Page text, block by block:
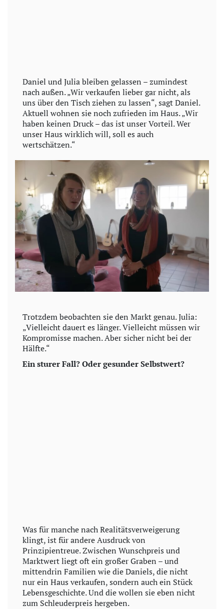
Daniel und Julia bleiben gelassen – zumindest
nach außen. „Wir verkaufen lieber gar nicht, als
uns über den Tisch ziehen zu lassen“, sagt Daniel.
Aktuell wohnen sie noch zufrieden im Haus. „Wir
haben keinen Druck – das ist unser Vorteil. Wer
unser Haus wirklich will, soll es auch
wertschätzen.“
Trotzdem beobachten sie den Markt genau. Julia:
„Vielleicht dauert es länger. Vielleicht müssen wir
Kompromisse machen. Aber sicher nicht bei der
Hälfte.“
Ein sturer Fall? Oder gesunder Selbstwert?
Was für manche nach Realitätsverweigerung
klingt, ist für andere Ausdruck von
Prinzipientreue. Zwischen Wunschpreis und
Marktwert liegt oft ein großer Graben – und
mittendrin Familien wie die Daniels, die nicht
nur ein Haus verkaufen, sondern auch ein Stück
Lebensgeschichte. Und die wollen sie eben nicht
zum Schleuderpreis hergeben.